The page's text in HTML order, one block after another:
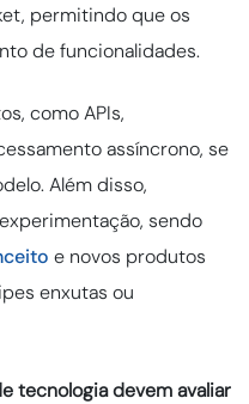
permitindo que os
de funcionalidades.
como APIs,
assíncrono, se
Além disso,
sendo
e novos produtos
enxutas ou
tecnologia devem avaliar